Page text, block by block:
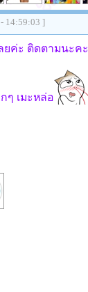
14:59:03 ]
ยค่ะ ติดตามนะคะ
ๆ เมะหล่อ